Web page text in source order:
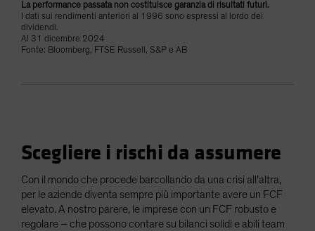
La performance passata non costituisce garanzia di risultati futuri.
I dati sui rendimenti anteriori al 1996 sono espressi al lordo dei
dividendi.
Al 31 dicembre 2024
Fonte: Bloomberg, FTSE Russell, S&P e AB
Scegliere i rischi da assumere
Con il mondo che procede barcollando da una crisi all’altra,
per le aziende diventa sempre più importante avere un FCF
elevato. A nostro parere, le imprese con un FCF robusto e
regolare – che possono contare su bilanci solidi e abili team